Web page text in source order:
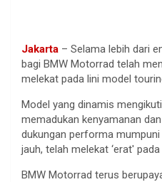
Jakarta – Selama lebih dari
bagi BMW Motorrad telah
melekat pada lini model
Model yang dinamis
memadukan kenyamanan
dukungan performa
jauh, telah melekat ‘erat' pada
BMW Motorrad terus